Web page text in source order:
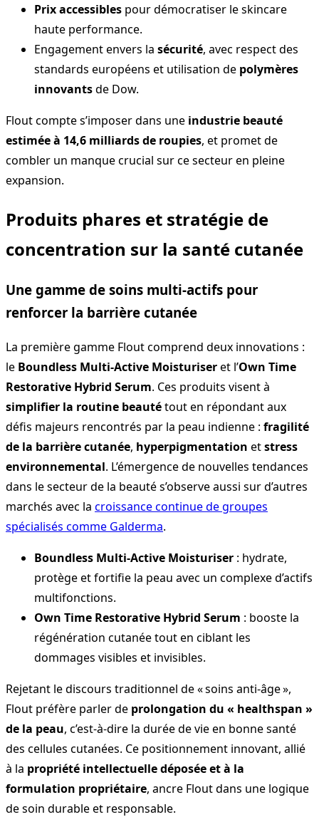
Prix accessibles pour démocratiser le skincare
haute performance.
Engagement envers la sécurité, avec respect des
standards européens et utilisation de polymères
innovantsde Dow.
Flout compte s’imposer dans une industrie beauté
estimée à 14,6 milliards de roupies, et promet de
combler un manque crucial sur ce secteur en pleine
expansion.
Produits phares et stratégie de
concentration sur la santé cutanée
Une gamme de soins multi-actifs pour
renforcer la barrière cutanée
La première gamme Flout comprend deux innovations :
le Boundless Multi-Active Moisturiseret l’Own Time
Restorative Hybrid Serum. Ces produits visent à
simplifier la routine beautétout en répondant aux
défis majeurs rencontrés par la peau indienne : fragilité
de la barrière cutanée, hyperpigmentation etstress
environnemental. L’émergence de nouvelles tendances
dans le secteur de la beauté s’observe aussi sur d’autres
marchés avec la croissance continue de groupes
spécialisés comme Galderma.
Boundless Multi-Active Moisturiser : hydrate,
protège et fortifie la peau avec un complexe d’actifs
multifonctions.
Own Time Restorative Hybrid Serum : booste la
régénération cutanée tout en ciblant les
dommages visibles et invisibles.
Rejetant le discours traditionnel de « soins anti-âge »,
Flout préfère parler de prolongation du « healthspan »
de la peau, c’est-à-dire la durée de vie en bonne santé
des cellules cutanées. Ce positionnement innovant, allié
à la propriété intellectuelle déposée et à la
formulation propriétaire, ancre Flout dans une logique
de soin durable et responsable.